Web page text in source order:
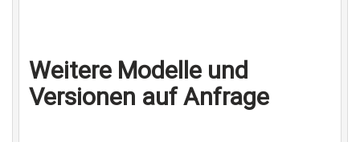
Weitere Modelle und
Versionen auf Anfrage